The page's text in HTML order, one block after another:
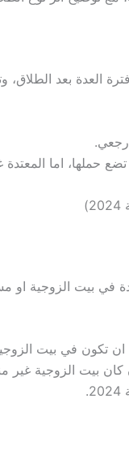
العدة بعد
رجعي.
حملها، اما المعتدة
في بيت الزوجية او
تكون في بيت
كان بيت الزوجية